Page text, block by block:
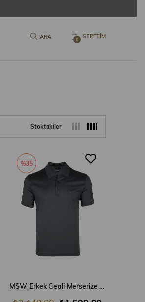
SEPETIM
0
Stoktakiler
SEPETE EKLE
MSW Erkek Cepli Merserize Regular Fit Nefti Polo Yaka T-shirt
%35